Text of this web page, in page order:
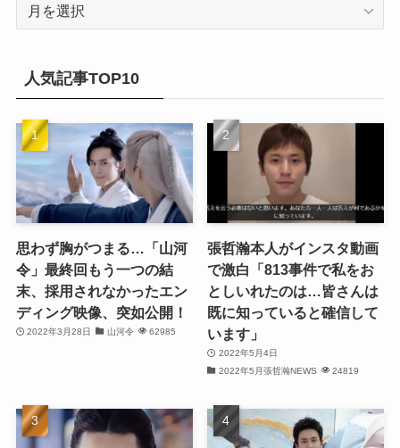
(25)
(23)
(31)
(17)
ブ
人気記事TOP10
思わず胸がつまる…「山河
令」最終回もう一つの結
末、採用されなかったエン
ディング映像、突如公開！
2022年3月28日 山河令 62985
張哲瀚本人がインスタ動画
で激白「813事件で私をお
としいれたのは…皆さんは
既に知っていると確信して
います」
2022年5月4日
2022年5月張哲瀚NEWS
24819